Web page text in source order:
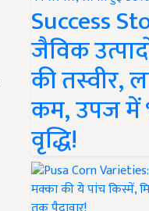
Success
जैविक
की तस्वीर,
कम, उपज में
वृद्धि!